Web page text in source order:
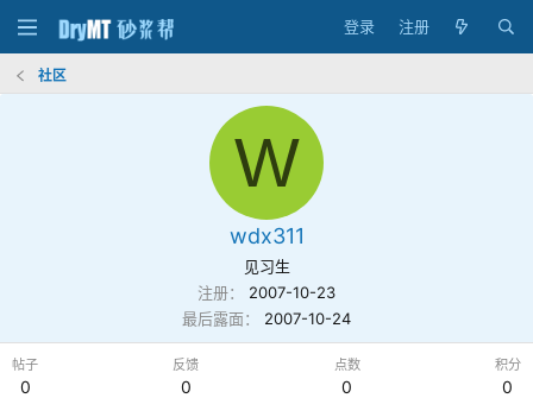
登录 注册
社区
W
wdx311
见习生
注册
2007-10-23
最后露面
2007-10-24
帖子
0
反馈
0
点数
0
积分
0